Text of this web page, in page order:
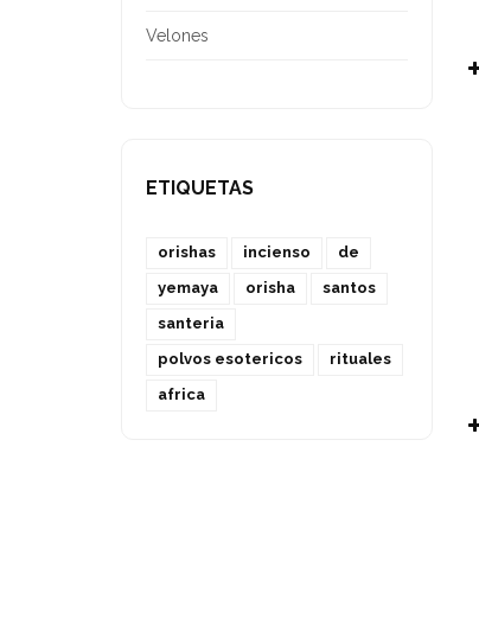
Velones
ETIQUETAS
orishas incienso
de
yemaya
orisha
santos
santeria
polvos esotericos
rituales
africa